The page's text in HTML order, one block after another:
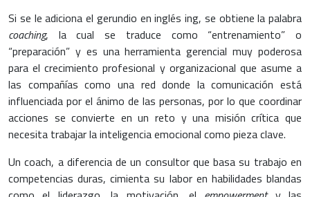
Si se le adiciona el gerundio en inglés ing, se obtiene la palabra
coaching, la cual se traduce como “entrenamiento” o
“preparación” y es una herramienta gerencial muy poderosa
para el crecimiento profesional y organizacional que asume a
las compañías como una red donde la comunicación está
influenciada por el ánimo de las personas, por lo que coordinar
acciones se convierte en un reto y una misión crítica que
necesita trabajar la inteligencia emocional como pieza clave.
Un coach, a diferencia de un consultor que basa su trabajo en
competencias duras, cimienta su labor en habilidades blandas